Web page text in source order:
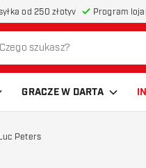
od 250 złotyv Program
GRACZE W DARTA
Luc Peters